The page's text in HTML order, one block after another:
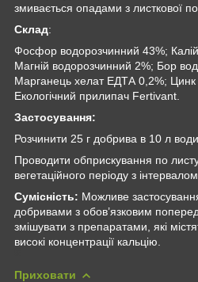
змивається опадами з листкової
Склад:
Фосфор водорозчинний 43%;
Магній водорозчинний 2%; Бор
Марганець хелат ЕДТА 0,2%;
Екологічний прилипач Fertivant.
Застосування:
Розчинити 25 г добрива в 10 л води.
Проводити обприскування по
вегетаційного періоду з
Сумісність: Можливе
добривами з обов’язковим
змішувати з препаратами, які
високі концентрації кальцію.
Приховати